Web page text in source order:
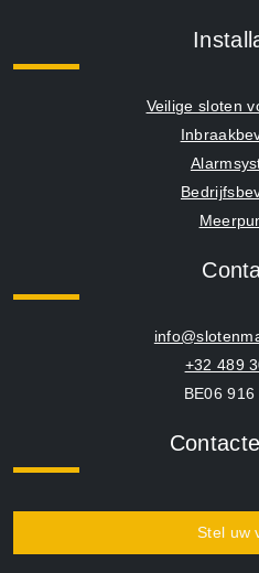
Veilige sloten
+32 489
BE06
Stel uw